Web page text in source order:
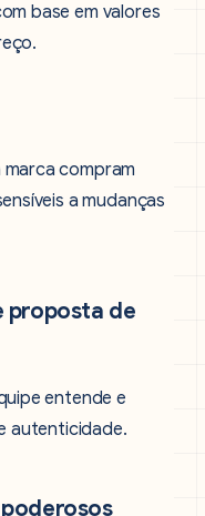
base em valores
compram
a mudanças
proposta de
entende e
autenticidade.